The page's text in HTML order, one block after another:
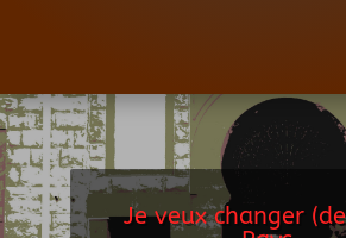
Je veux changer